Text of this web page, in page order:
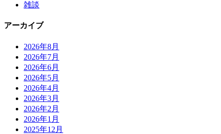
雑談
アーカイブ
2026年8月
2026年7月
2026年6月
2026年5月
2026年4月
2026年3月
2026年2月
2026年1月
2025年12月